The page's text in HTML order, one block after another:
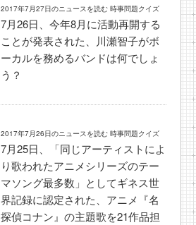
2017年7月27日のニュースを読む 時事問題クイズ
7月26日、今年8月に活動再開する
ことが発表された、川瀬智子がボ
ーカルを務めるバンドは何でしょ
う？
2017年7月26日のニュースを読む 時事問題クイズ
7月25日、「同じアーティストによ
り歌われたアニメシリーズのテー
マソング最多数」としてギネス世
界記録に認定された、アニメ『名
探偵コナン』の主題歌を21作品担